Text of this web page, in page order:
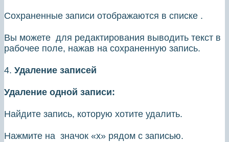
Сохраненные записи отображаются в списке .
Вы можете для редактирования выводить текст в
рабочее поле, нажав на сохраненную запись.
4. Удаление записей
Удаление одной записи:
Найдите запись, которую хотите удалить.
Нажмите на значок «х» рядом с записью.